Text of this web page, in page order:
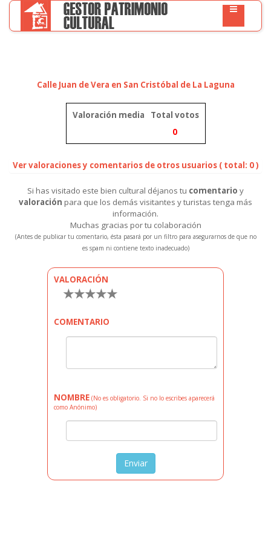
Calle Juan de Vera en San Cristóbal de La Laguna
Valoración media
Total votos
0
Ver valoraciones y comentarios de otros usuarios ( total: 0 )
Si has visitado este bien cultural déjanos tu comentario y
valoración para que los demás visitantes y turistas tenga más
información.
Muchas gracias por tu colaboración
(Antes de publicar tu comentario, ésta pasará por un filtro para asegurarnos de que no
es spam ni contiene texto inadecuado)
VALORACIÓN
★
★
★
★
★
COMENTARIO
NOMBRE (No es obligatorio. Si no lo escribes aparecerá
como Anónimo)
Enviar